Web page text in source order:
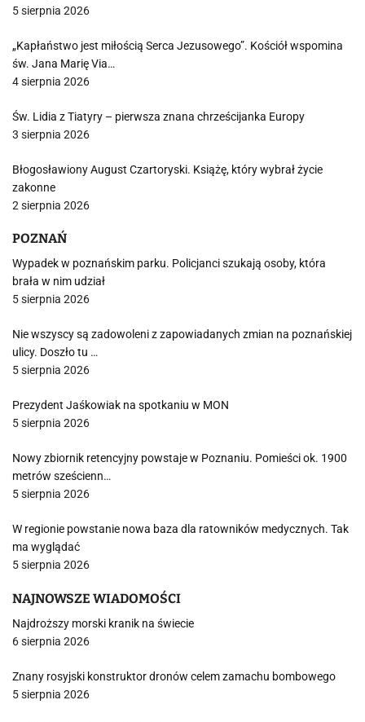
5 sierpnia 2026
„Kapłaństwo jest miłością Serca Jezusowego”. Kościół wspomina
św. Jana Marię Via…
4 sierpnia 2026
Św. Lidia z Tiatyry – pierwsza znana chrześcijanka Europy
3 sierpnia 2026
Błogosławiony August Czartoryski. Książę, który wybrał życie
zakonne
2 sierpnia 2026
POZNAŃ
Wypadek w poznańskim parku. Policjanci szukają osoby, która
brała w nim udział
5 sierpnia 2026
Nie wszyscy są zadowoleni z zapowiadanych zmian na poznańskiej
ulicy. Doszło tu …
5 sierpnia 2026
Prezydent Jaśkowiak na spotkaniu w MON
5 sierpnia 2026
Nowy zbiornik retencyjny powstaje w Poznaniu. Pomieści ok. 1900
metrów sześcienn…
5 sierpnia 2026
W regionie powstanie nowa baza dla ratowników medycznych. Tak
ma wyglądać
5 sierpnia 2026
NAJNOWSZE WIADOMOŚCI
Najdroższy morski kranik na świecie
6 sierpnia 2026
Znany rosyjski konstruktor dronów celem zamachu bombowego
5 sierpnia 2026